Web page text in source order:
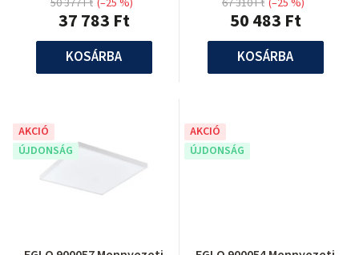
37 783 Ft
50 377 Ft (–25 %)
KOSÁRBA
50 483 Ft
67 310 Ft (–25 %)
KOSÁRBA
AKCIÓ
ÚJDONSÁG
AKCIÓ
ÚJDONSÁG